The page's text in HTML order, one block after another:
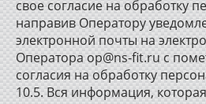
свое согласие на обработку
направив Оператору
электронной почты на
Оператора op@ns-fit.ru с
согласия на обработку
10.5. Вся информация,